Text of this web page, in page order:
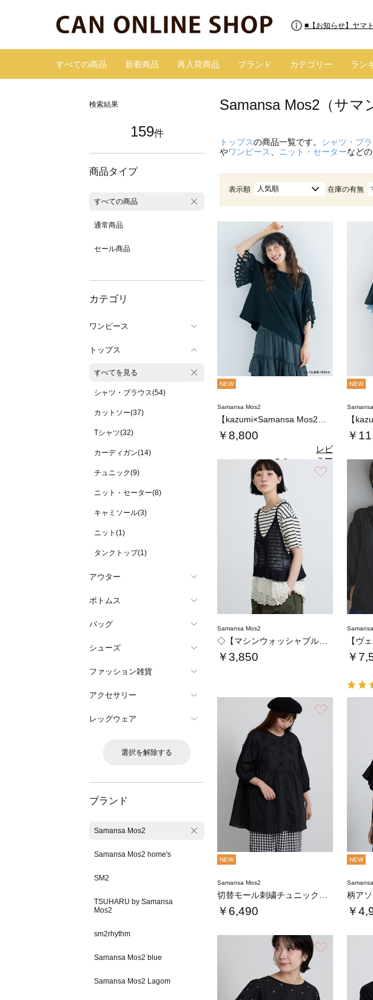
■【お知らせ】ヤマ
すべての商品 新着商品 再入荷商品 ブランド カテゴリー ラン
検索結果
159件
商品タイプ
すべての商品
通常商品
セール商品
カテゴリ
ワンピース
トップス
すべてを見る
シャツ・ブラウス(54)
カットソー(37)
Tシャツ(32)
カーディガン(14)
チュニック(9)
ニット・セーター(8)
キャミソール(3)
ニット(1)
タンクトップ(1)
アウター
ボトムス
バッグ
シューズ
ファッション雑貨
アクセサリー
レッグウェア
選択を解除する
ブランド
Samansa Mos2
Samansa Mos2 home's
SM2
TSUHARU by Samansa
Mos2
sm2rhythm
Samansa Mos2 blue
Samansa Mos2 Lagom
Samansa Mos2（サマ
トップスの商品一覧です。 シャツ・ブ
やワンピース ニット・セーターなど
表示順 人気順 在庫の有無
NEW
Samansa Mos2
￥8,800
5.0（1）
レビ
ュー
を見
る
NEW
￥
Samansa Mos2
￥3,850 ￥
NEW
Samansa Mos2
￥6,490
NEW
柄ア
￥